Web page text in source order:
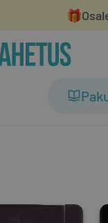
🎁